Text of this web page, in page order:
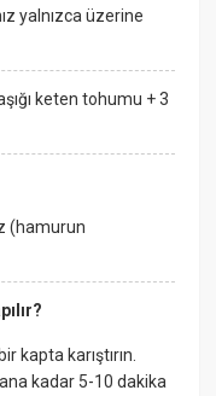
yalnızca üzerine
keten tohumu + 3
(hamurun
kapta karıştırın.
kadar 5-10 dakika